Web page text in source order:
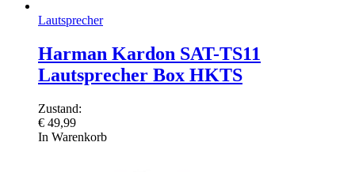
Lautsprecher
Harman Kardon SAT-TS11
Lautsprecher Box HKTS
Zustand:
€ 49,99
In Warenkorb